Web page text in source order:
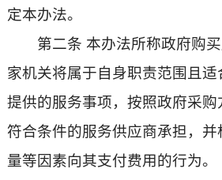
定本办法。
第二条 本办法所称政府购买
家机关将属于自身职责范围且
提供的服务事项，按照政府采购
符合条件的服务供应商承担，
量等因素向其支付费用的行为。